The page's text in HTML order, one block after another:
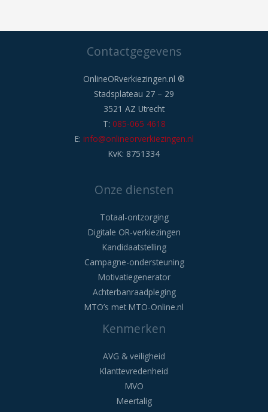
Contactgegevens
OnlineORverkiezingen.nl ®
Stadsplateau 27 – 29
3521 AZ Utrecht
T: 085-065 4618
E: info@onlineorverkiezingen.nl
KvK: 8751334
Onze diensten
Totaal-ontzorging
Digitale OR-verkiezingen
Kandidaatstelling
Campagne-ondersteuning
Motivatiegenerator
Achterbanraadpleging
MTO’s met MTO-Online.nl
Kenmerken
AVG & veiligheid
Klanttevredenheid
MVO
Meertalig